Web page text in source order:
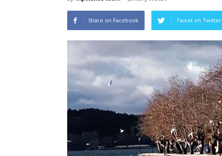
Share on Facebook Tweet on Twitter